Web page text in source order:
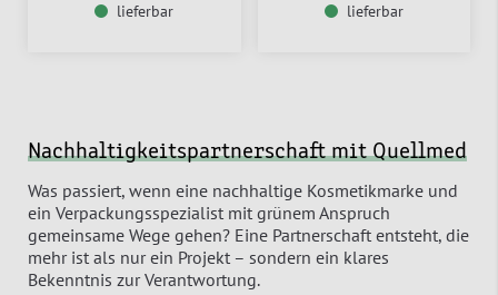
lieferbar lieferbar
Nachhaltigkeitspartnerschaft mit Quellmed
Was passiert, wenn eine nachhaltige Kosmetikmarke und
ein Verpackungsspezialist mit grünem Anspruch
gemeinsame Wege gehen? Eine Partnerschaft entsteht, die
mehr ist als nur ein Projekt – sondern ein klares
Bekenntnis zur Verantwortung.